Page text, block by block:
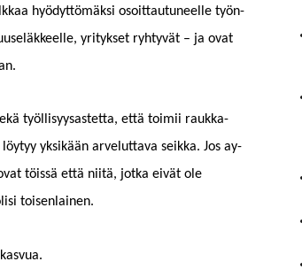
hyödyt­tömäk­si osoit­tau­tuneelle työn­
yri­tyk­set ryhtyvät – ja ovat
työl­lisyysastet­ta, että toimii raukka­
yksikään arve­lut­ta­va seik­ka. Jos ay-
töis­sä että niitä, jot­ka eivät ole
toisenlainen.